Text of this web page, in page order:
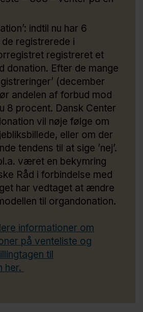
indtil nu har 6
registrerede i
registreret et
donation. Efter de mange
(december
andelen af forbud mod
8 procent. Dansk Center
vil nøje følge om
eller om der
tendens til at sige ’nej’.
været en bekymring
Råd i forbindelse med
har vedtaget at ændre
til organdonation.
informationer om
på venteliste og
til
her.